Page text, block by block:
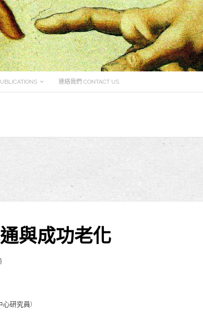
連絡我們 CONTACT US
與成功老化
心研究員)